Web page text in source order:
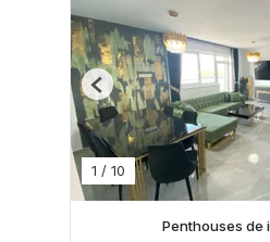
1 / 10
Previous
Penthouses de